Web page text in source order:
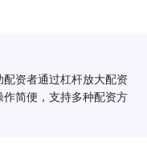
资者通过杠杆放大配资
简便，支持多种配资方